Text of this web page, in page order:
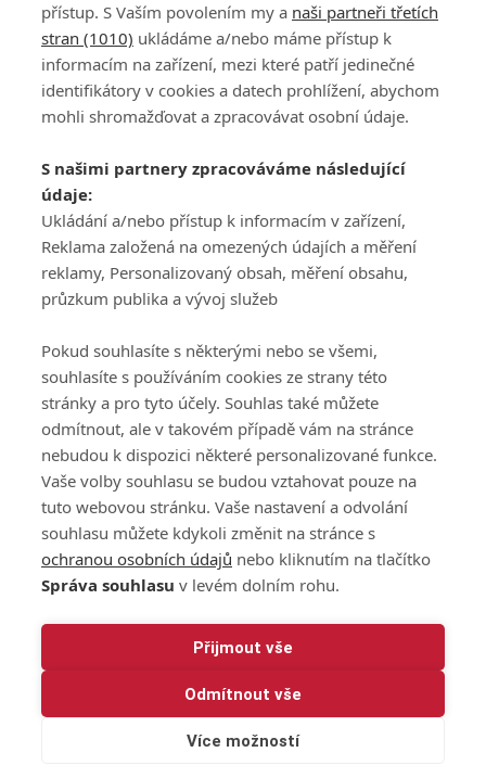
přístup. S Vaším povolením my a naši partneři třetích
stran (1010) ukládáme a/nebo máme přístup k
informacím na zařízení, mezi které patří jedinečné
identifikátory v cookies a datech prohlížení, abychom
mohli shromažďovat a zpracovávat osobní údaje.
S našimi partnery zpracováváme následující
údaje:
Ukládání a/nebo přístup k informacím v zařízení,
Reklama založená na omezených údajích a měření
reklamy, Personalizovaný obsah, měření obsahu,
průzkum publika a vývoj služeb
Pokud souhlasíte s některými nebo se všemi,
souhlasíte s používáním cookies ze strany této
stránky a pro tyto účely. Souhlas také můžete
odmítnout, ale v takovém případě vám na stránce
nebudou k dispozici některé personalizované funkce.
Vaše volby souhlasu se budou vztahovat pouze na
tuto webovou stránku. Vaše nastavení a odvolání
souhlasu můžete kdykoli změnit na stránce s
ochranou osobních údajů nebo kliknutím na tlačítko
Správa souhlasu v levém dolním rohu.
Přijmout vše
Odmítnout vše
Více možností
Všeobecné obchodní
podmínky služby
GolfExtra.cz Premium
Podmínky zpracování
osobních údajů při
GolfExtra
Ceník GolfExtra.cz
Premium
Doporučené odkazy
ATV CZ, s.r.o.
140 00 Praha 4
Editor
Honza Fait
+420 723 898 969
fait@golfextra.cz
Obchod
Edita Hanušová
+420 724 150 784
hanusova@relmost.cz
Pavel Poulíček